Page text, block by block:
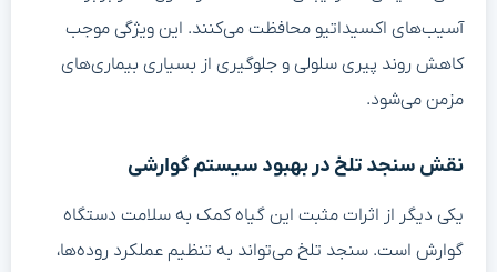
آسیب‌های اکسیداتیو محافظت می‌کنند. این ویژگی موجب
کاهش روند پیری سلولی و جلوگیری از بسیاری بیماری‌های
مزمن می‌شود.
نقش سنجد تلخ در بهبود سیستم گوارشی
یکی دیگر از اثرات مثبت این گیاه کمک به سلامت دستگاه
گوارش است. سنجد تلخ می‌تواند به تنظیم عملکرد روده‌ها،